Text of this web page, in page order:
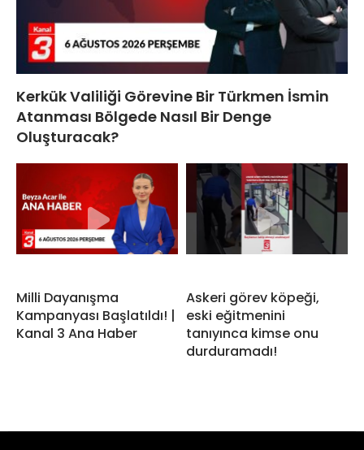
Kerkük Valiliği Görevine Bir Türkmen İsmin
Atanması Bölgede Nasıl Bir Denge
Oluşturacak?
Milli Dayanışma
Kampanyası Başlatıldı! |
Kanal 3 Ana Haber
Askeri görev köpeği,
eski eğitmenini
tanıyınca kimse onu
durduramadı!